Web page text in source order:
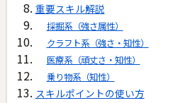
重要スキル解説
採掘系（強さ属性）
クラフト系（強さ・知性）
医療系（頑丈さ・知性）
乗り物系（知性）
スキルポイントの使い方